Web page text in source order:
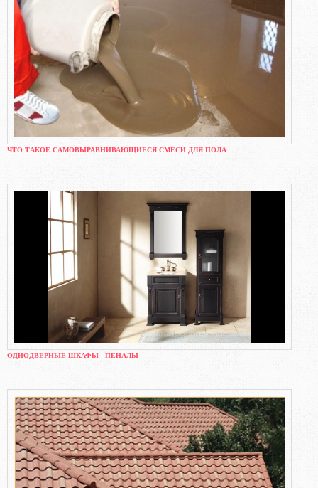
ЧТО ТАКОЕ САМОВЫРАВНИВАЮЩИЕСЯ СМЕСИ ДЛЯ ПОЛА
ОДНОДВЕРНЫЕ ШКАФЫ - ПЕНАЛЫ